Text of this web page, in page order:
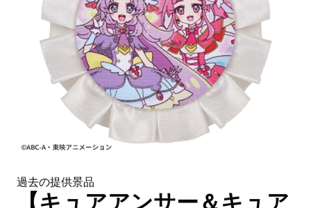
過去の提供景品
【キュアアンサー＆キュア